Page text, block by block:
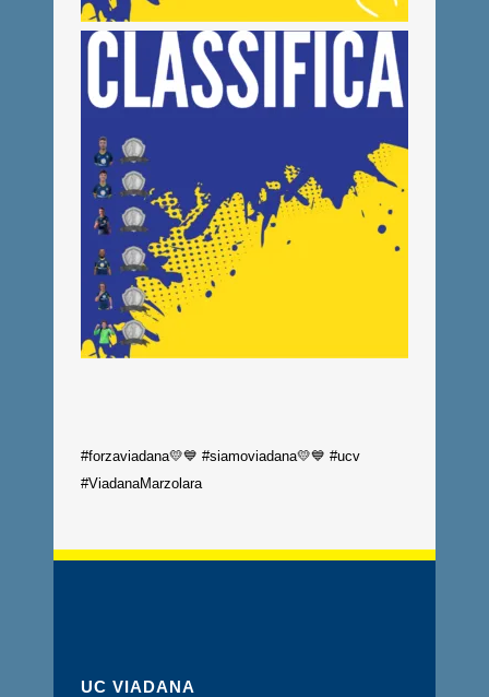
#forzaviadana💛💙 #siamoviadana💛💙 #ucv
#ViadanaMarzolara
UC VIADANA